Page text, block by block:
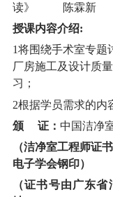
读》
陈霖新
授课内容介绍:
1将围绕手术室专题
厂房施工及设计质
习；
2根据学员需求的内
颁 证： 中国洁净
（洁净室工程师证
电子学会钢印）
（证书号由广东